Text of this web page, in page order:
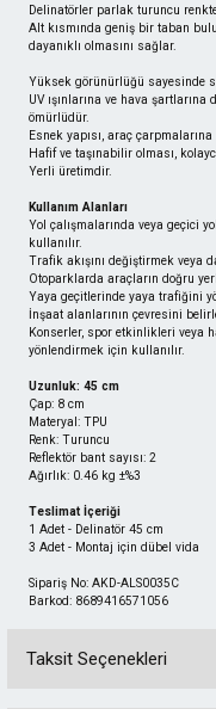
Delinatörler parlak turuncu
Alt kısmında geniş bir taban
dayanıklı olmasını sağlar.
Yüksek görünürlüğü sayesinde
UV ışınlarına ve hava şartlarına
ömürlüdür.
Esnek yapısı, araç
Hafif ve taşınabilir olması,
Yerli üretimdir.
Kullanım Alanları
Yol çalışmalarında veya geçici
kullanılır.
Trafik akışını değiştirmek veya
Otoparklarda araçların doğru
Yaya geçitlerinde yaya trafiğini
İnşaat alanlarının çevresini
Konserler, spor etkinlikleri veya
yönlendirmek için kullanılır.
Uzunluk: 45 cm
Çap: 8 cm
Materyal: TPU
Renk: Turuncu
Reflektör bant sayısı: 2
Ağırlık: 0.46 kg ±%3
Teslimat İçeriği
1 Adet - Delinatör 45 cm
3 Adet - Montaj için dübel vida
Sipariş No: AKD-ALS0035C
Barkod: 8689416571056
Taksit Seçenekleri